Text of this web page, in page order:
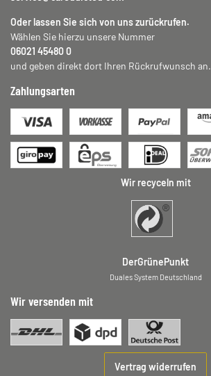
Oder lassen Sie sich von uns zurückrufen.
Wählen Sie hierzu unsere Nummer
06021 45480 0
und geben direkt dort Ihren Rückrufwunsch an.
Zahlungsarten
Wir recyceln mit
DerGrünePunkt
Duales System Deutschland
Wir versenden mit
Vertrag widerrufen